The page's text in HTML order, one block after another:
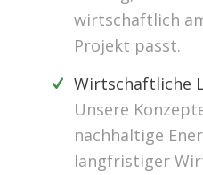
wirtschaftlich
Projekt passt.
Wirtschaftliche
Unsere
nachhaltige
langfristiger